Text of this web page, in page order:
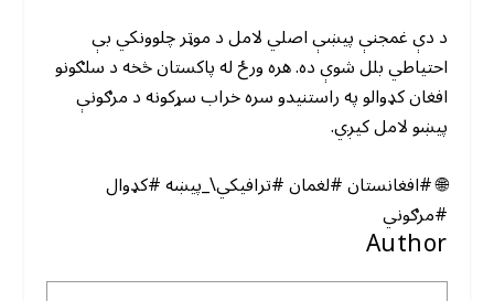
د دې غمجنې پیښې اصلي لامل د موټر چلوونکي بې
احتیاطي بلل شوې ده. هره ورځ له پاکستان څخه د سلګونو
افغان کډوالو په راستنیدو سره خراب سړکونه د مرګونې
پیښو لامل کیږي.
🌐 #افغانستان #لغمان #ترافیکي\_پیښه #کډوال
#مرګوني
Author